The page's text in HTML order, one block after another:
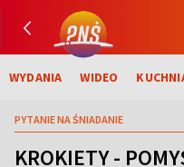
WYDANIA WIDEO
PYTANIE NA ŚNIADANIE
KROKIETY -